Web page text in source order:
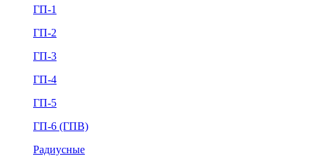
ГП-1
ГП-2
ГП-3
ГП-4
ГП-5
ГП-6 (ГПВ)
Радиусные